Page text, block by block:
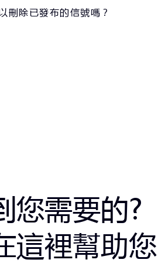
刪除已發布的信號嗎？
您需要的?
這裡幫助